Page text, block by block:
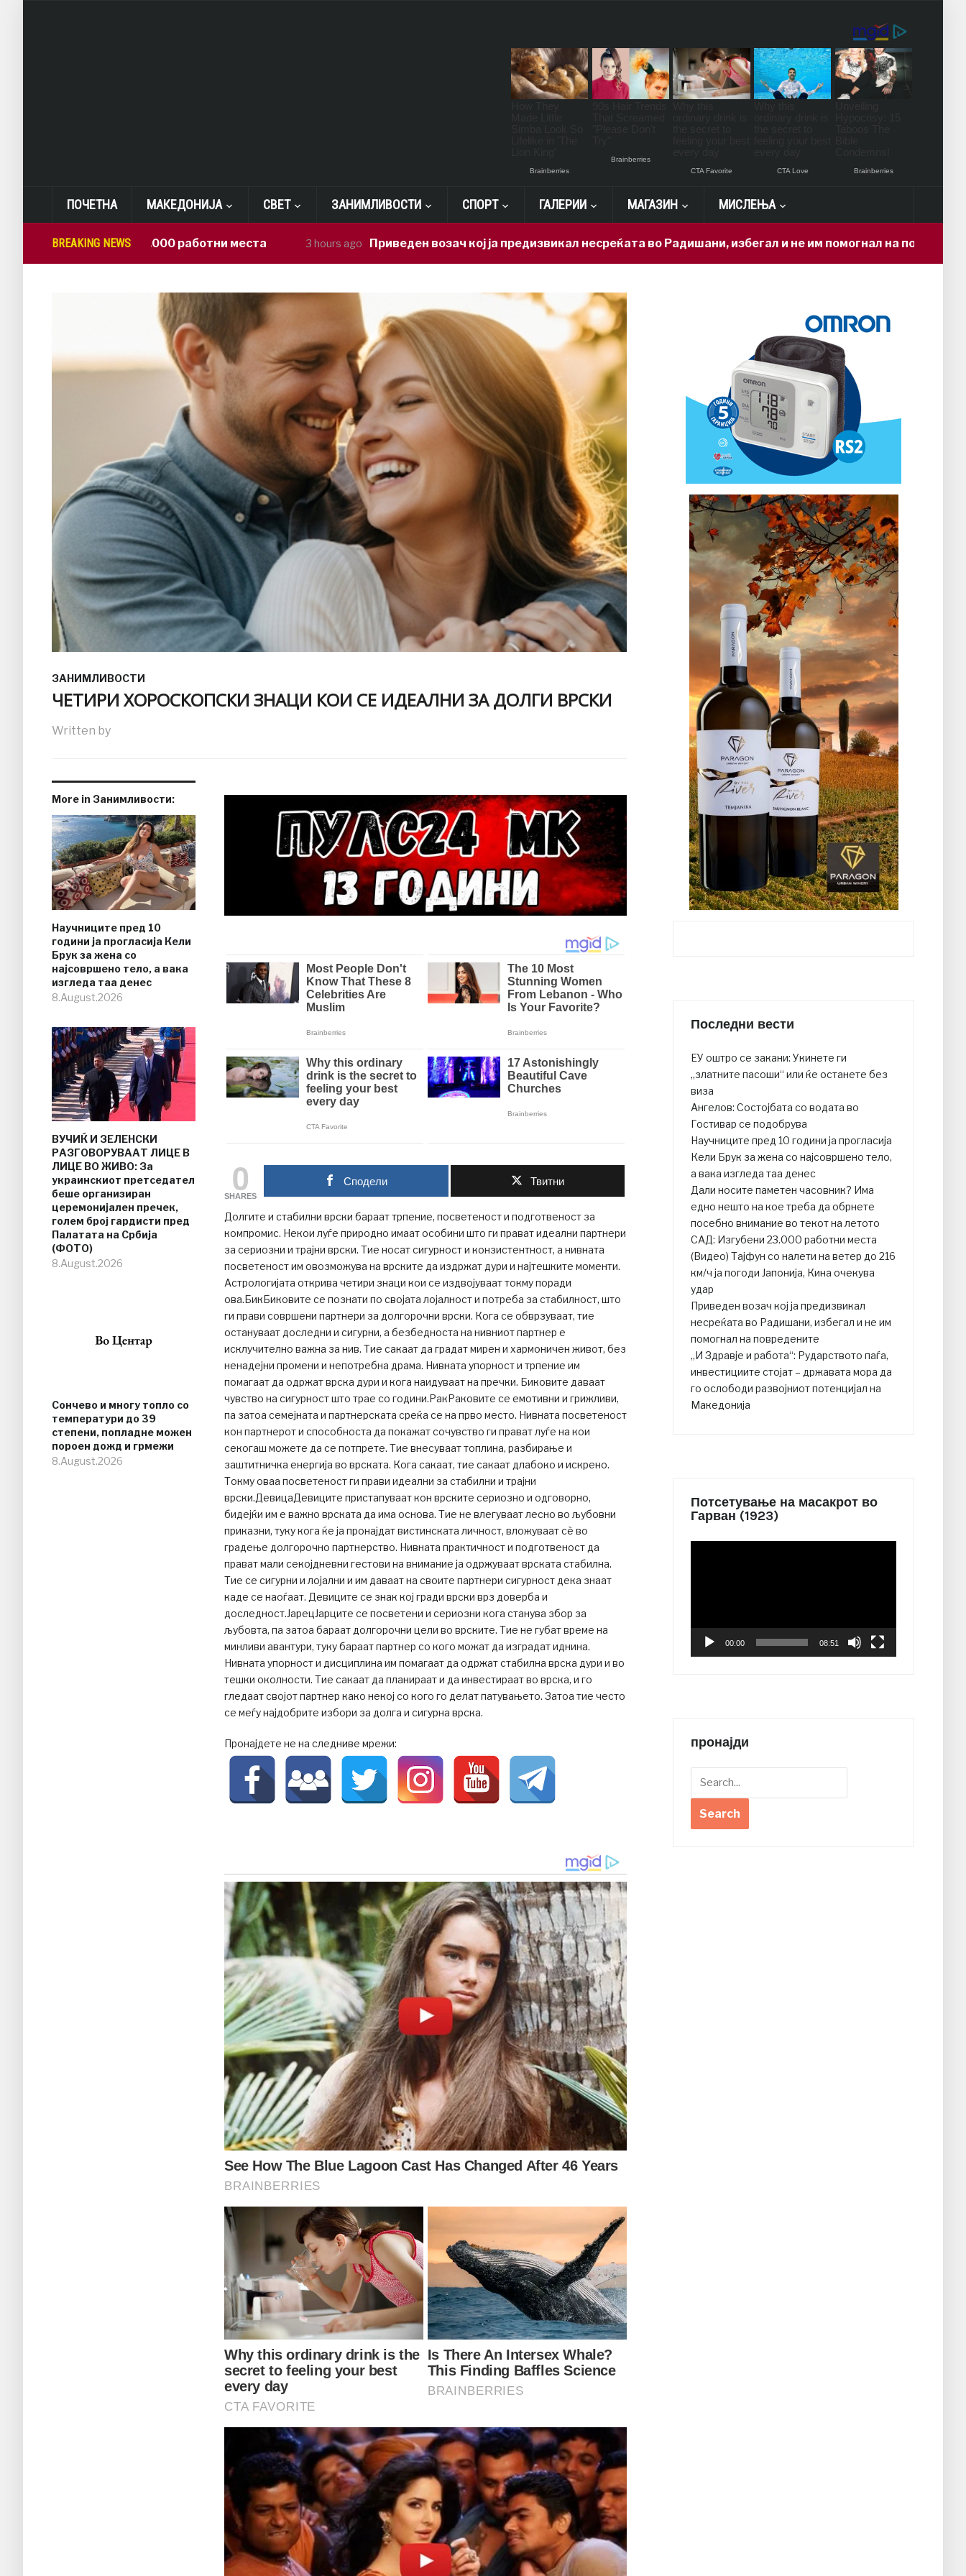
ПОЧЕТНА МАКЕДОНИЈА СВЕТ ЗАНИМЛИВОСТИ СПОРТ ГАЛЕРИИ МАГАЗИН МИСЛЕЊА
BREAKING NEWS
Изгубени 23.000 работни места 3 hours ago Приведен возач кој ја предизвикал несреќата во Радишани, избегал и не им помогнал на повредените
ЗАНИМЛИВОСТИ
ЧЕТИРИ ХОРОСКОПСКИ ЗНАЦИ КОИ СЕ ИДЕАЛНИ ЗА ДОЛГИ ВРСКИ
Written by
More in Занимливости:
Научниците пред 10
години ја прогласија Кели
Брук за жена со
најсовршено тело, а вака
изгледа таа денес
8.August.2026
ВУЧИЌ И ЗЕЛЕНСКИ
РАЗГОВОРУВААТ ЛИЦЕ В
ЛИЦЕ ВО ЖИВО: За
украинскиот претседател
беше организиран
церемонијален пречек,
голем број гардисти пред
Палатата на Србија
(ФОТО)
8.August.2026
Сончево и многу топло со
температури до 39
степени, попладне можен
пороен дожд и грмежи
8.August.2026
0
SHARES
Сподели Твитни
Долгите и стабилни врски бараат трпение, посветеност и подготвеност за
компромис. Некои луѓе природно имаат особини што ги прават идеални партнери
за сериозни и трајни врски. Тие носат сигурност и конзистентност, а нивната
посветеност им овозможува на врските да издржат дури и најтешките моменти.
Астрологијата открива четири знаци кои се издвојуваат токму поради
ова.БикБиковите се познати по својата лојалност и потреба за стабилност, што
ги прави совршени партнери за долгорочни врски. Кога се обврзуваат, тие
остануваат доследни и сигурни, а безбедноста на нивниот партнер е
исклучително важна за нив. Тие сакаат да градат мирен и хармоничен живот, без
ненадејни промени и непотребна драма. Нивната упорност и трпение им
помагаат да одржат врска дури и кога наидуваат на пречки. Биковите даваат
чувство на сигурност што трае со години.РакРаковите се емотивни и грижливи,
па затоа семејната и партнерската среќа се на прво место. Нивната посветеност
кон партнерот и способноста да покажат сочувство ги прават луѓе на кои
секогаш можете да се потпрете. Тие внесуваат топлина, разбирање и
заштитничка енергија во врската. Кога сакаат, тие сакаат длабоко и искрено.
Токму оваа посветеност ги прави идеални за стабилни и трајни
врски.ДевицаДевиците пристапуваат кон врските сериозно и одговорно,
бидејќи им е важно врската да има основа. Тие не влегуваат лесно во љубовни
приказни, туку кога ќе ја пронајдат вистинската личност, вложуваат сè во
градење долгорочно партнерство. Нивната практичност и подготвеност да
прават мали секојдневни гестови на внимание ја одржуваат врската стабилна.
Тие се сигурни и лојални и им даваат на своите партнери сигурност дека знаат
каде се наоѓаат. Девиците се знак кој гради врски врз доверба и
доследност.ЈарецЈарците се посветени и сериозни кога станува збор за
љубовта, па затоа бараат долгорочни цели во врските. Тие не губат време на
минливи авантури, туку бараат партнер со кого можат да изградат иднина.
Нивната упорност и дисциплина им помагаат да одржат стабилна врска дури и во
тешки околности. Тие сакаат да планираат и да инвестираат во врска, и го
гледаат својот партнер како некој со кого го делат патувањето. Затоа тие често
се меѓу најдобрите избори за долга и сигурна врска.
Пронајдете не на следниве мрежи:
Последни вести
ЕУ оштро се закани: Укинете ги
„златните пасоши“ или ќе останете без
виза
Ангелов: Состојбата со водата во
Гостивар се подобрува
Научниците пред 10 години ја прогласија
Кели Брук за жена со најсовршено тело,
а вака изгледа таа денес
Дали носите паметен часовник? Има
едно нешто на кое треба да обрнете
посебно внимание во текот на летото
САД: Изгубени 23.000 работни места
(Видео) Тајфун со налети на ветер до 216
км/ч ја погоди Јапонија, Кина очекува
удар
Приведен возач кој ја предизвикал
несреќата во Радишани, избегал и не им
помогнал на повредените
„И Здравје и работа“: Рударството паѓа,
инвестициите стојат – државата мора да
го ослободи развојниот потенцијал на
Македонија
Потсетување на масакрот во
Гарван (1923)
00:00 08:51
пронајди